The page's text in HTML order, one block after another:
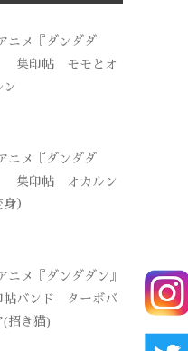
ニメ『ダンダダ
集印帖 モモとオ
ン
ニメ『ダンダダ
集印帖 オカルン
身）
ニメ『ダンダダン』
帖バンド ターボバ
(招き猫)